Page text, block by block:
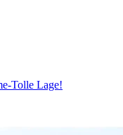
Tolle Lage!